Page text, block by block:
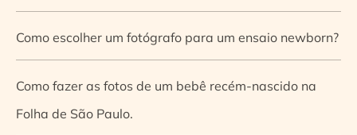
Como escolher um fotógrafo para um ensaio newborn?
Como fazer as fotos de um bebê recém-nascido na
Folha de São Paulo.